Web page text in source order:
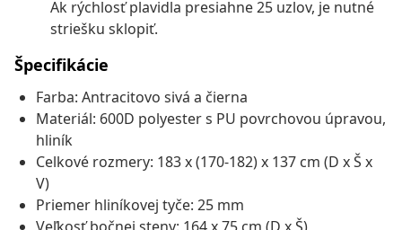
Ak rýchlosť plavidla presiahne 25 uzlov, je nutné
striešku sklopiť.
Špecifikácie
Farba: Antracitovo sivá a čierna
Materiál: 600D polyester s PU povrchovou úpravou,
hliník
Celkové rozmery: 183 x (170-182) x 137 cm (D x Š x
V)
Priemer hliníkovej tyče: 25 mm